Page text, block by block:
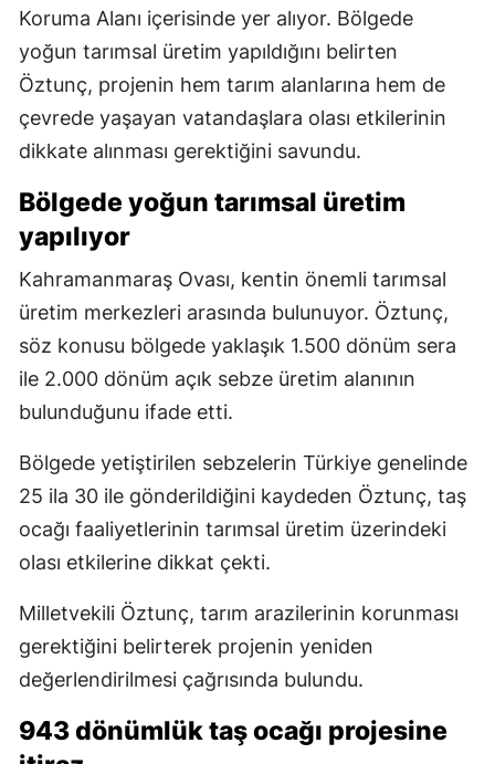
Koruma Alanı içerisinde yer alıyor. Bölgede
yoğun tarımsal üretim yapıldığını belirten
Öztunç, projenin hem tarım alanlarına hem de
çevrede yaşayan vatandaşlara olası etkilerinin
dikkate alınması gerektiğini savundu.
Bölgede yoğun tarımsal üretim
yapılıyor
Kahramanmaraş Ovası, kentin önemli tarımsal
üretim merkezleri arasında bulunuyor. Öztunç,
söz konusu bölgede yaklaşık 1.500 dönüm sera
ile 2.000 dönüm açık sebze üretim alanının
bulunduğunu ifade etti.
Bölgede yetiştirilen sebzelerin Türkiye genelinde
25 ila 30 ile gönderildiğini kaydeden Öztunç, taş
ocağı faaliyetlerinin tarımsal üretim üzerindeki
olası etkilerine dikkat çekti.
Milletvekili Öztunç, tarım arazilerinin korunması
gerektiğini belirterek projenin yeniden
değerlendirilmesi çağrısında bulundu.
943 dönümlük taş ocağı projesine